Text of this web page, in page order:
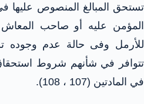
تستحق المبالغ المنصوص عليها
المؤمن عليه أو صاحب
للأرمل وفى حالة عدم وجوده
تتوافر في شأنهم شروط
في المادتين (107 ، 108).